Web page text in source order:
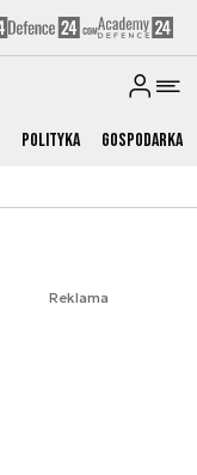
Polityka Gospodarka
Reklama